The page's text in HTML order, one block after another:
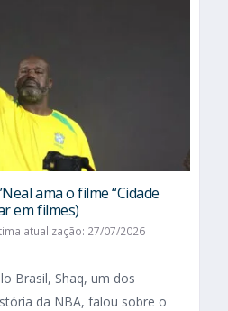
ama o filme “Cidade
em filmes)
atualização: 27/07/2026
Brasil, Shaq, um dos
da NBA, falou sobre o